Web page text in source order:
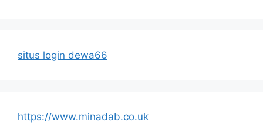
situs login dewa66
https://www.minadab.co.uk